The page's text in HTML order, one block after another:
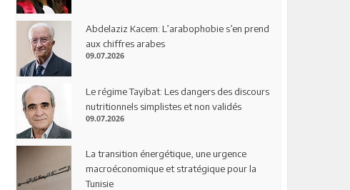
Abdelaziz Kacem: L’arabophobie s’en prend
aux chiffres arabes
09.07.2026
Le régime Tayibat: Les dangers des discours
nutritionnels simplistes et non validés
09.07.2026
La transition énergétique, une urgence
macroéconomique et stratégique pour la
Tunisie